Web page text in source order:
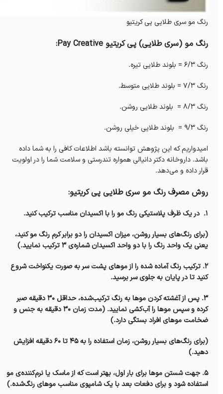
رنگ مو سری طلایی پی کریتیو
رنگ مو (سری طلایی) پی کریتیو Pay Creative:
رنگ‌ ۶/۳ = بلوند طلایی تیره.
رنگ ۷/۳ = بلوند طلایی متوسط.
رنگ ۸/۳ = بلوند طلایی روشن.
رنگ ۹/۳ = بلوند طلایی خیلی روشن.
امیدواریم که این پژوهش توانسته باشد اطلاعات کافی را به شما داده
باشد. داروخانه دکتر دانیالی همواره تندرستی و سلامت شما را در اولویت
قرار داده و می‌دهد.
روش مصرف رنگ مو سری طلایی پی کریتیو:
۱. در یک ظرف پلاستیکی رنگ مو را با اکسیدان مناسب ترکیب کنید‌.
(برای رنگ‌های بسیار روشن، میزان اکسیدان را دو برابر کرم رنگ مو کنید،
یعنی یک واحد رنگ را با دو واحد اکسیدان شماره‌ی ۳ ترکیب نمایید.)
۲. ترکیب رنگ آماده شده را از موهای پشت سر به صورت یکنواخت شروع
کنید تا در پایان به جلوی سر برسید.
۳. پس از آغشته کردن موها به رنگ ترکیب‌شده، حداقل ۳۰ دقیقه صبر
کرده و سپس موها را آب‌کشی نمایید. (مدت‌ زمان ۳۰ دقیقه به جنس و
ضخامت موهای افراد بستگی دارد.)
(برای رنگ‌های بسیار روشن، زمان استفاده را به ۴۵ تا ۶۰ دقیقه افزایش
دهید.)
۵. جهت شستن موها برای بار اول، بهتر است که از ماسک یا نرم‌کننده‌ی مو
استفاده شود و برای دفعات بعد با یک شامپوی مناسب موهای رنگ‌شده.)